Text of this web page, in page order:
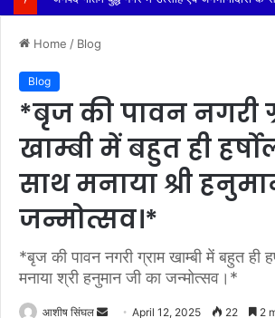
Home / Blog
Blog
*बृज की पावन नगरी
खाम्बी में बहुत ही
साथ मनाया श्री
जन्मोत्सव।*
*बृज की पावन नगरी ग्राम खाम्बी में बहुत ही
मनाया श्री हनुमान जी का जन्मोत्सव।*
आशीष सिंघल
SendApril 12, 2025 22 2